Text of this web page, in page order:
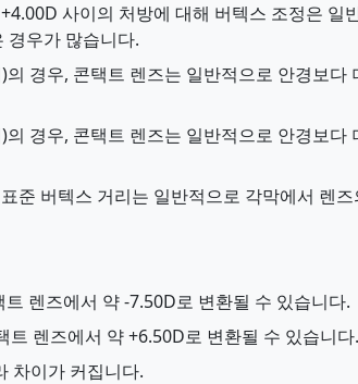
사이의 처방에 대해 버텍스 조정은 일
경우가 많습니다.
의 경우, 콘택트 렌즈는 일반적으로 안경보다
의 경우, 콘택트 렌즈는 일반적으로 안경보다
준 버텍스 거리는 일반적으로 각막에서 렌
렌즈에서 약 -7.50D로 변환될 수 있습니다.
트 렌즈에서 약 +6.50D로 변환될 수 있습니다.
차이가 커집니다.